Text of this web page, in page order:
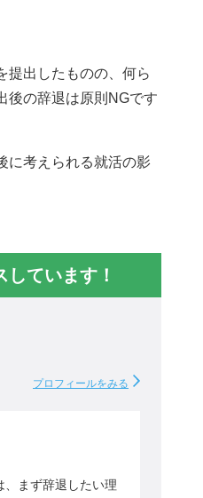
提出したものの、何ら
後の辞退は原則NGです
に考えられる就活の影
ています！
プロフィールをみる
、まず辞退したい理